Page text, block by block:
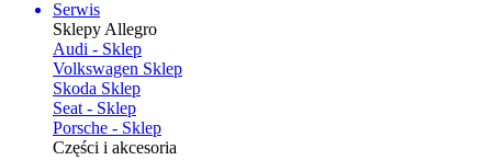
Serwis
Sklepy Allegro
Audi - Sklep
Volkswagen Sklep
Skoda Sklep
Seat - Sklep
Porsche - Sklep
Części i akcesoria